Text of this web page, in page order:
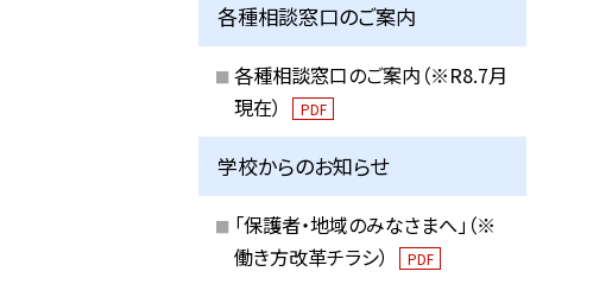
各種相談窓口のご案内
各種相談窓口のご案内（※R8.7月
現在）
PDF
学校からのお知らせ
「保護者・地域のみなさまへ」（※
働き方改革チラシ）
PDF